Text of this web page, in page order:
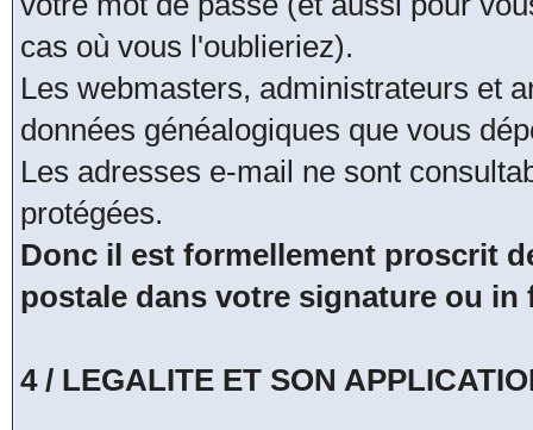
cas où vous l'oublieriez).
Les webmasters, administrateurs et
données généalogiques que vous
Les adresses e-mail ne sont
protégées.
Donc il est formellement proscrit
postale dans votre signature ou
4 / LEGALITE ET SON